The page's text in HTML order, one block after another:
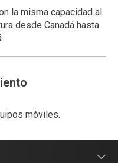
la misma capacidad al
desde Canadá hasta
móviles.